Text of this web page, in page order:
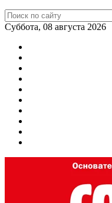
Суббота, 08 августа 2026